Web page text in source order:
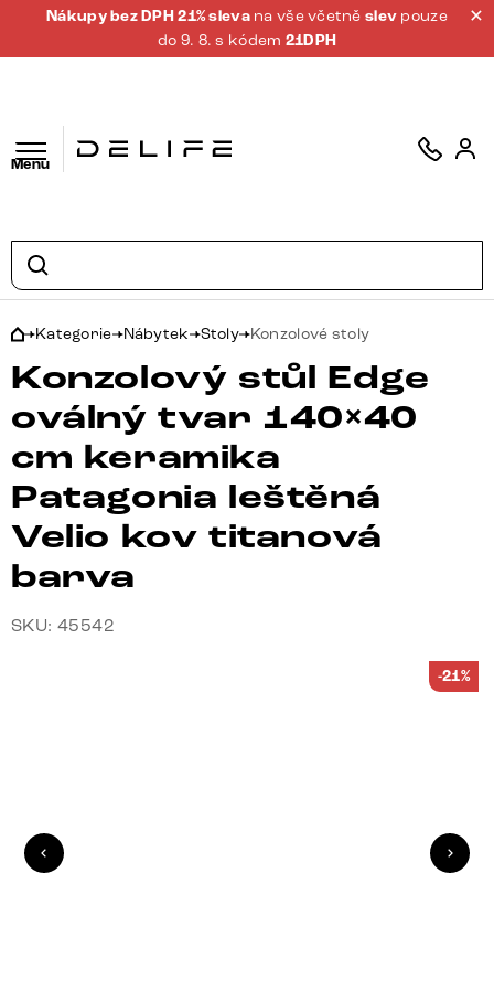
Nákupy bez DPH 21% sleva na vše včetněslev pouze
do 9. 8. s kódem 21DPH
Menu
Kategorie Nábytek Stoly Konzolové stoly
Konzolový stůl Edge
oválný tvar 140×40
cm keramika
Patagonia leštěná
Velio kov titanová
barva
SKU: 45542
-21%